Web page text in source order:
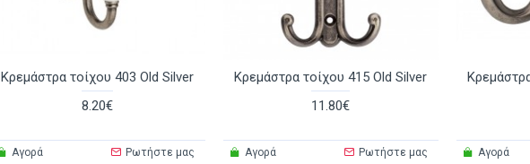
Κρεμάστρα τοίχου 403 Old Silver
8.20€
Αγορά Ρωτήστε μας
Κρεμάστρα τοίχου 415 Old Silver
11.80€
Αγορά Ρωτήστε μας Αγορά